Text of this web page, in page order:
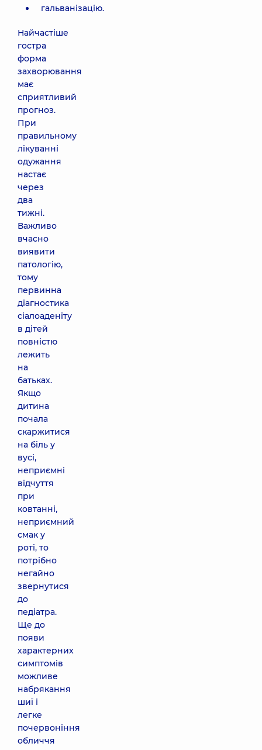
гальванізацію.
Найчастіше
гостра
форма
захворювання
має
сприятливий
прогноз.
При
правильному
лікуванні
одужання
настає
через
два
тижні.
Важливо
вчасно
виявити
патологію,
тому
первинна
діагностика
сіалоаденіту
в дітей
повністю
лежить
на
батьках.
Якщо
дитина
почала
скаржитися
на біль у
вусі,
неприємні
відчуття
при
ковтанні,
неприємний
смак у
роті, то
потрібно
негайно
звернутися
до
педіатра.
Ще до
появи
характерних
симптомів
можливе
набрякання
шиї і
легке
почервоніння
обличчя